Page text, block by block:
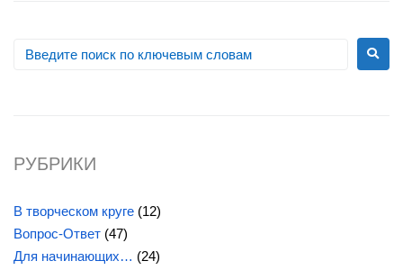
РУБРИКИ
В творческом круге (12)
Вопрос-Ответ (47)
Для начинающих… (24)